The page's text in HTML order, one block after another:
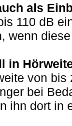
als
110 dB
wenn
in
von bis
bei
ihn dort in